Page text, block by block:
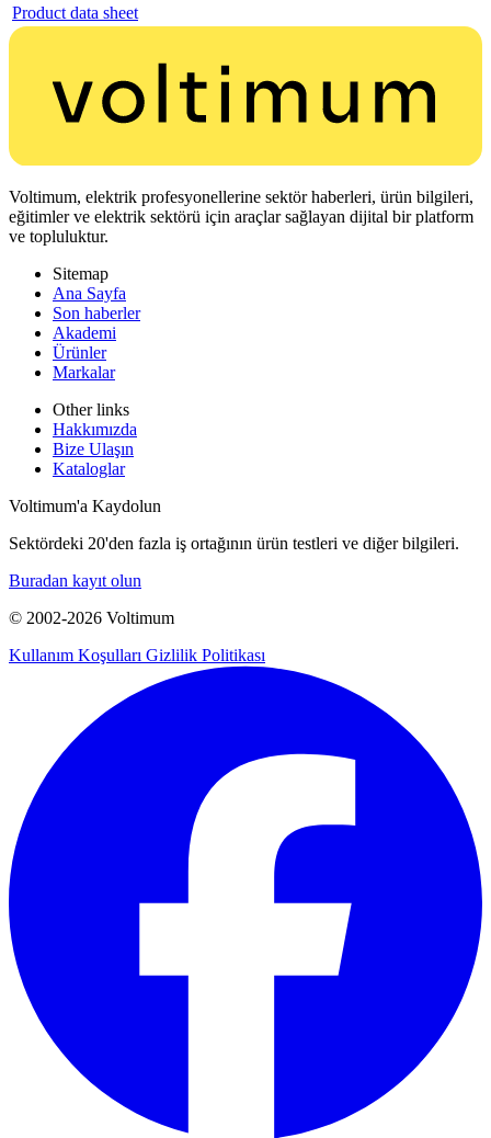
Product data sheet
Voltimum, elektrik profesyonellerine sektör haberleri, ürün bilgileri,
eğitimler ve elektrik sektörü için araçlar sağlayan dijital bir platform
ve topluluktur.
Sitemap
Ana Sayfa
Son haberler
Akademi
Ürünler
Markalar
Other links
Hakkımızda
Bize Ulaşın
Kataloglar
Voltimum'a Kaydolun
Sektördeki 20'den fazla iş ortağının ürün testleri ve diğer bilgileri.
Buradan kayıt olun
© 2002-2026 Voltimum
Kullanım Koşulları Gizlilik Politikası